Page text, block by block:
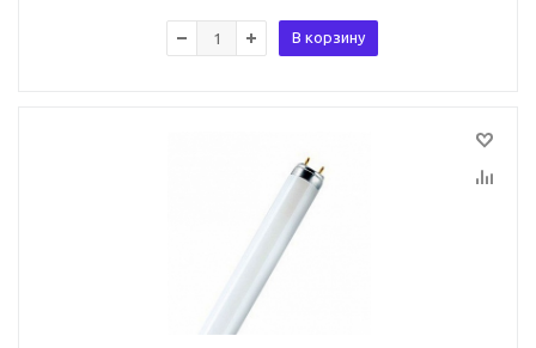
В корзину